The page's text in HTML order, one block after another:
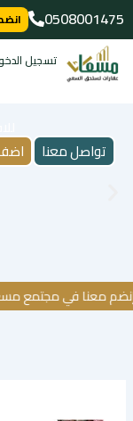
تخطي
إلى
المحتوى
0508001475
تسجيل
تواصل معنا
معنا في مجتمع مسعاك